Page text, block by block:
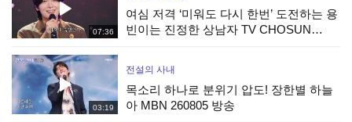
07:36
여심 저격 ‘미워도 다시 한번’ 도전하는 용
빈이는 진정한 상남자 TV CHOSUN
03:19
전설의 사내
목소리 하나로 분위기 압도! 장한별 하늘
아 MBN 260805 방송